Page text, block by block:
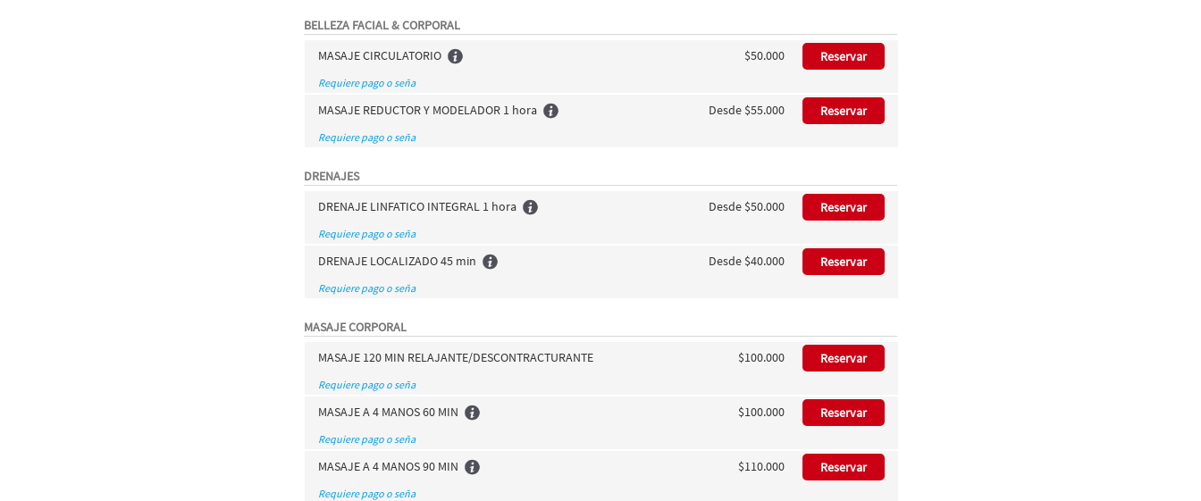
BELLEZA FACIAL & CORPORAL
MASAJE CIRCULATORIO
$50.000 Reservar
Requiere pago o seña
MASAJE REDUCTOR Y MODELADOR 1 hora Desde $55.000 Reservar
Requiere pago o seña
DRENAJES
DRENAJE LINFATICO INTEGRAL 1 hora
Desde $50.000 Reservar
Requiere pago o seña
DRENAJE LOCALIZADO 45 min Desde $40.000 Reservar
Requiere pago o seña
MASAJE CORPORAL
MASAJE 120 MIN RELAJANTE/DESCONTRACTURANTE
$100.000 Reservar
Requiere pago o seña
MASAJE A 4 MANOS 60 MIN $100.000 Reservar
Requiere pago o seña
MASAJE A 4 MANOS 90 MIN $110.000 Reservar
Requiere pago o seña